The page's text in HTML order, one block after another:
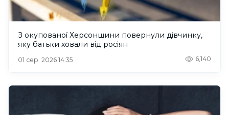
З окупованої Херсонщини повернули дівчинку,
яку батьки ховали від росіян
01 сер. 2026 14:35 6,140